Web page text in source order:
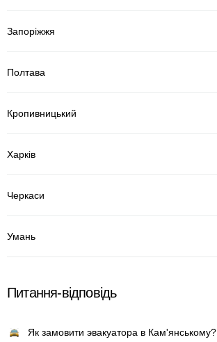
Запоріжжя
Полтава
Кропивницький
Харків
Черкаси
Умань
Питання-відповідь
Як замовити эвакуатора в Кам'янському?